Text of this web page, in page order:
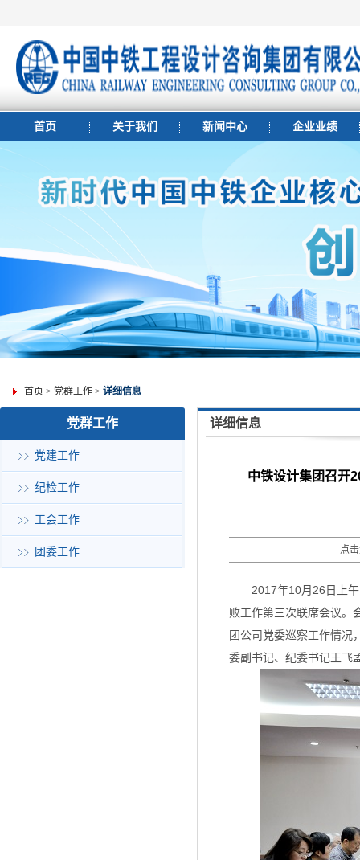
首页 关于我们 新闻中心 企业业绩
首页 > 党群工作 > 详细信息
党群工作
党建工作
纪检工作
工会工作
团委工作
详细信息
中铁设计集团召开
点
2017年10月26日上
败工作第三次联席会议。
团公司党委巡察工作情况
委副书记、纪委书记王飞